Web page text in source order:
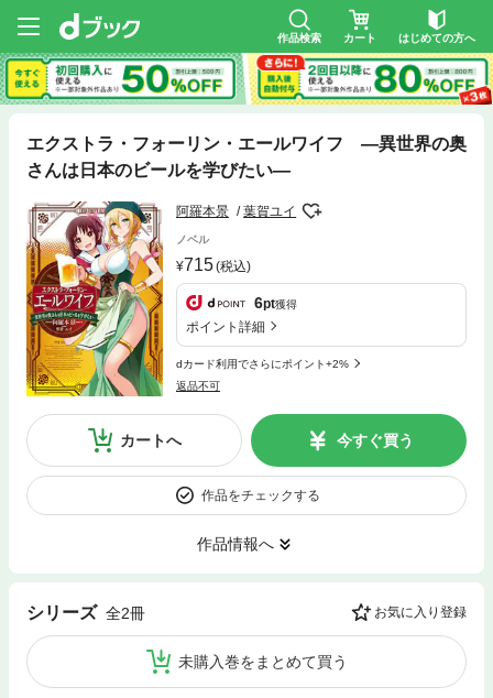
作品検索 カート はじめての方へ
エクストラ・フォーリン・エールワイフ ―異世界の奥
さんは日本のビールを学びたい―
阿羅本景 葉賀ユイ
ノベル
715(税込)
6pt獲得
ポイント詳細
dカード利用でさらにポイント+2%
返品不可
カートへ 今すぐ買う
作品をチェックする
作品情報へ
シリーズ 全2冊 お気に入り登録
未購入巻をまとめて買う